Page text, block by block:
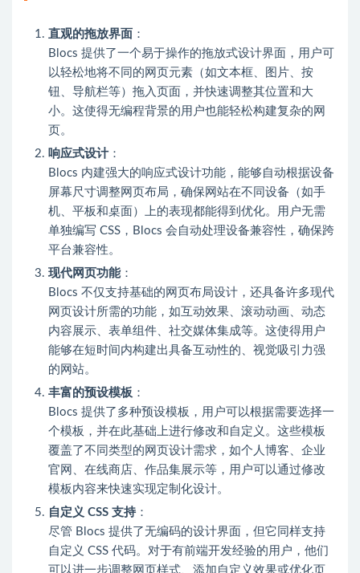
直观的拖放界面 ：
Blocs 提供了一个易于操作的拖放式设计界面，用户可
以轻松地将不同的网页元素（如文本框、图片、按
钮、导航栏等）拖入页面，并快速调整其位置和大
小。这使得无编程背景的用户也能轻松构建复杂的网
页。
响应式设计：
Blocs 内建强大的响应式设计功能，能够自动根据设备
屏幕尺寸调整网页布局，确保网站在不同设备（如手
机、平板和桌面）上的表现都能得到优化。用户无需
单独编写 CSS，Blocs 会自动处理设备兼容性，确保跨
平台兼容性。
现代网页功能：
Blocs 不仅支持基础的网页布局设计，还具备许多现代
网页设计所需的功能，如互动效果、滚动动画、动态
内容展示、表单组件、社交媒体集成等。这使得用户
能够在短时间内构建出具备互动性的、视觉吸引力强
的网站。
丰富的预设模板 ：
Blocs 提供了多种预设模板，用户可以根据需要选择一
个模板，并在此基础上进行修改和自定义。这些模板
覆盖了不同类型的网页设计需求，如个人博客、企业
官网、在线商店、作品集展示等，用户可以通过修改
模板内容来快速实现定制化设计。
自定义 CSS 支持：
尽管 Blocs 提供了无编码的设计界面，但它同样支持
自定义 CSS 代码。对于有前端开发经验的用户，他们
可以进一步调整网页样式、添加自定义效果或优化页